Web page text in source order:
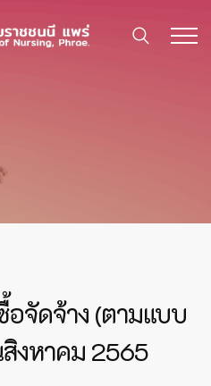
อจัดจ้าง (ตามแบบ
สิงหาคม 2565